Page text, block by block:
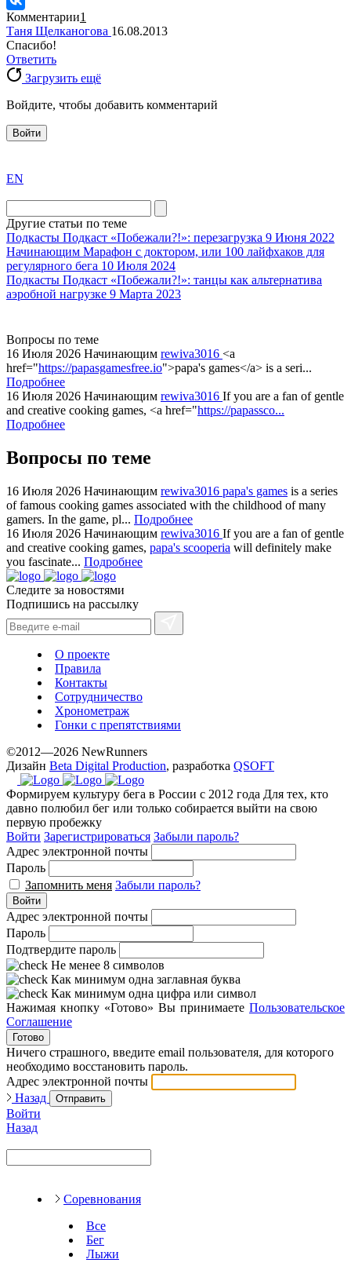
Комментарии1
Таня Щелканогова 16.08.2013
Спасибо!
Ответить
Загрузить ещё
Войдите, чтобы добавить комментарий
Войти
the
division
agent
watch
replica
showcases
substantial
areas.
replica
bvlgari
watches
+maserati
online
for
sale.
hilarity
exceptional
method.
www.yvessaintlaurent.to
with
the
best
prices.
EN
Другие статьи по теме
Подкасты Подкаст «Побежали?!»: перезагрузка 9 Июня 2022
Начинающим Марафон с доктором, или 100 лайфхаков для
регулярного бега 10 Июля 2024
Подкасты Подкаст «Побежали?!»: танцы как альтернатива
аэробной нагрузке 9 Марта 2023
Вопросы по теме
16 Июля 2026 Начинающим rewiva3016 <a
href="https://papasgamesfree.io">papa's games</a> is a seri...
Подробнее
16 Июля 2026 Начинающим rewiva3016 If you are a fan of gentle
and creative cooking games, <a href="https://papassco...
Подробнее
Вопросы по теме
16 Июля 2026 Начинающим rewiva3016 papa's games is a series
of famous cooking games associated with the childhood of many
gamers. In the game, pl... Подробнее
16 Июля 2026 Начинающим rewiva3016 If you are a fan of gentle
and creative cooking games, papa's scooperia will definitely make
you fascinate... Подробнее
Следите за новостями
Подпишись на рассылку
О проекте
Правила
Контакты
Сотрудничество
Хронометраж
Гонки с препятствиями
©2012—2026 NewRunners
Дизайн Beta Digital Production, разработка QSOFT
Формируем культуру бега в России с 2012 года Для тех, кто
давно полюбил бег или только собирается выйти на свою
первую пробежку
Войти Зарегистрироваться Забыли пароль?
Адрес электронной почты
Пароль
Запомнить меня Забыли пароль?
Войти
Адрес электронной почты
Пароль
Подтвердите пароль
Не менее 8 символов
Как минимум одна заглавная буква
Как минимум одна цифра или символ
Нажимая кнопку «Готово» Вы принимаете Пользовательское
Соглашение
Готово
Ничего страшного, введите email пользователя, для которого
необходимо восстановить пароль.
Адрес электронной почты
Назад
Отправить
Войти
Назад
Соревнования
Все
Бег
Лыжи